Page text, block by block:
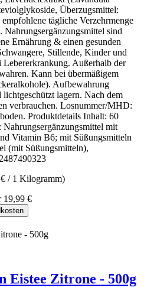
Überzugsmittel:
tägliche Verzehrmenge
sind
Ernährung & einen gesunden
Stillende, Kinder und
Außerhalb der
Kann bei übermäßigem
Aufbewahrung
lagern. Nach dem
verbrauchen. Losnummer/MHD:
Produktdetails Inhalt: 60
mit
Vitamin B6; mit Süßungsmitteln
(mit Süßungsmitteln),
/ 1 Kilogramm)
19,99 €
Eistee Zitrone - 500g